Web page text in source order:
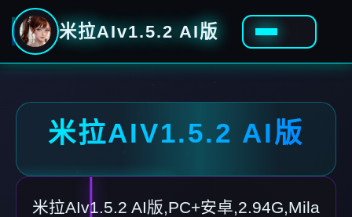
米拉AIv1.5.2 AI版
米拉AIV1.5.2 AI版
米拉AIv1.5.2 AI版,PC+安卓,2.94G,Mila